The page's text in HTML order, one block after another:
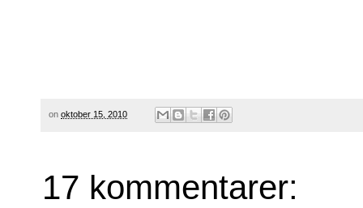
on oktober 15, 2010
17 kommentarer: